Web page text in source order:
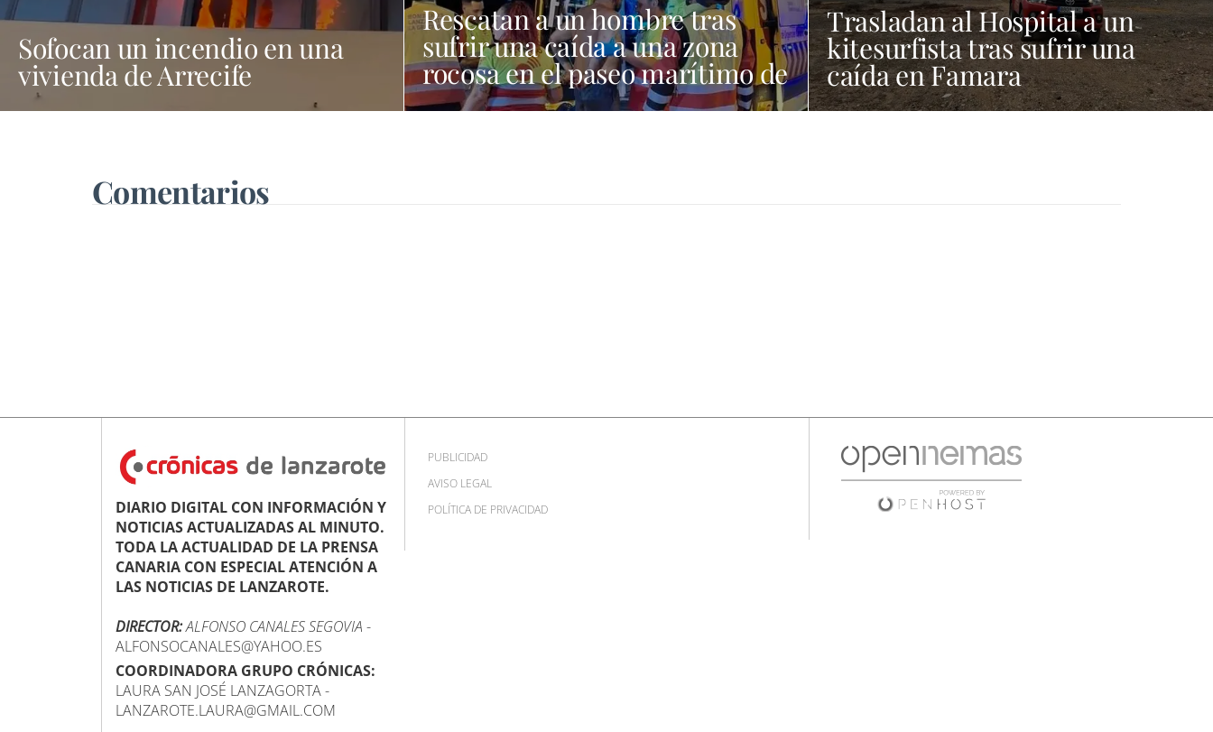
Sofocan un incendio en una
vivienda de Arrecife
Rescatan a un hombre tras
sufrir una caída a una zona
rocosa en el paseo marítimo de
Playa Blanca
Trasladan al Hospital a un
kitesurfista tras sufrir una
caída en Famara
Comentarios
DIARIO DIGITAL CON INFORMACIÓN Y
NOTICIAS ACTUALIZADAS AL MINUTO.
TODA LA ACTUALIDAD DE LA PRENSA
CANARIA CON ESPECIAL ATENCIÓN A
LAS NOTICIAS DE LANZAROTE.
DIRECTOR:ALFONSO CANALES SEGOVIA -
ALFONSOCANALES@YAHOO.ES
COORDINADORA GRUPO CRÓNICAS:
LAURA SAN JOSÉ LANZAGORTA -
LANZAROTE.LAURA@GMAIL.COM
PUBLICIDAD
AVISO LEGAL
POLÍTICA DE PRIVACIDAD